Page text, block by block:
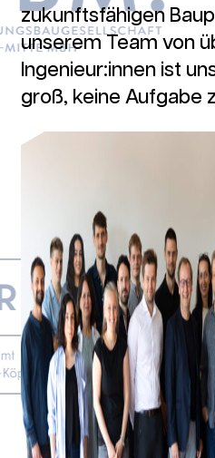
zukunftsfähigen
unserem Team von
Ingenieur:innen ist
groß, keine Aufgabe